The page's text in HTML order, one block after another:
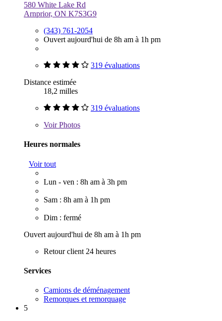
580 White Lake Rd
Arnprior, ON K7S3G9
(343) 761-2054
Ouvert aujourd'hui de 8h am à 1h pm
319 évaluations
Distance estimée
18,2 milles
319 évaluations
VoirPhotos
Heures normales
Voir tout
Lun - ven : 8h am à 3h pm
Sam : 8h am à 1h pm
Dim : fermé
Ouvert aujourd'hui de 8h am à 1h pm
Retour client 24 heures
Services
Camions de déménagement
Remorques et remorquage
5